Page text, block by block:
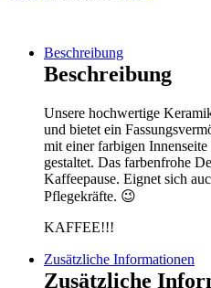
Beschreibung
Beschreibung
Unsere hochwertige
und bietet ein
mit einer farbigen
gestaltet. Das farbenfrohe
Kaffeepause. Eignet sich
Pflegekräfte. 😉
KAFFEE!!!
Zusätzliche Informationen
Zusätzliche